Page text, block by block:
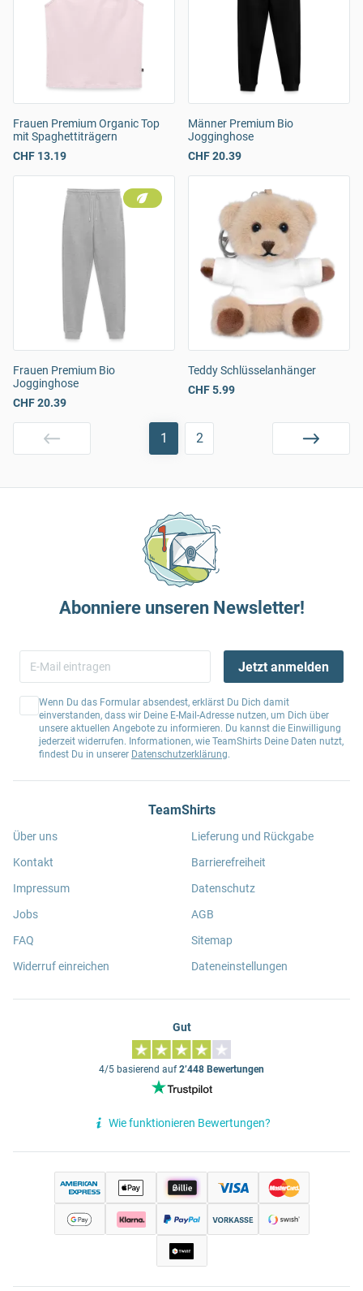
Frauen Premium Organic Top
mit Spaghettiträgern
CHF 13.19
Männer Premium Bio
Jogginghose
CHF 20.39
Frauen Premium Bio
Jogginghose
CHF 20.39
Teddy Schlüsselanhänger
CHF 5.99
1 2
Abonniere unseren Newsletter!
Jetzt anmelden
Wenn Du das Formular absendest, erklärst Du Dich damit
einverstanden, dass wir Deine E-Mail-Adresse nutzen, um Dich über
unsere aktuellen Angebote zu informieren. Du kannst die Einwilligung
jederzeit widerrufen. Informationen, wie TeamShirts Deine Daten nutzt,
findest Du in unserer Datenschutzerklärung.
TeamShirts
Über uns
Kontakt
Impressum
Jobs
FAQ
Widerruf einreichen
Lieferung und Rückgabe
Barrierefreiheit
Datenschutz
AGB
Sitemap
Dateneinstellungen
Gut
4/5 basierend auf2’448 Bewertungen
Wie funktionieren Bewertungen?